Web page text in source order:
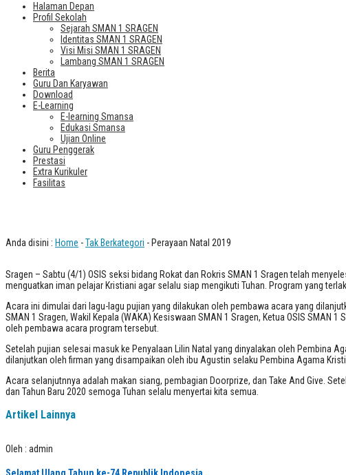
Halaman Depan
Profil Sekolah
Sejarah SMAN 1 SRAGEN
Identitas SMAN 1 SRAGEN
Visi Misi SMAN 1 SRAGEN
Lambang SMAN 1 SRAGEN
Berita
Guru Dan Karyawan
Download
E-Learning
E-learning Smansa
Edukasi Smansa
Ujian Online
Guru Penggerak
Prestasi
Extra Kurikuler
Fasilitas
Anda disini : Home -Tak Berkategori - Perayaan Natal 2019
Sragen – Sabtu (4/1) OSIS seksi bidang Rokat dan Rokris SMAN 1 Sragen telah
menguatkan iman pelajar Kristiani agar selalu siap mengikuti Tuhan. Program yang
Acara ini dimulai dari lagu-lagu pujian yang dilakukan oleh pembawa acara yang
SMAN 1 Sragen, Wakil Kepala (WAKA) Kesiswaan SMAN 1 Sragen, Ketua OSIS
oleh pembawa acara program tersebut.
Setelah pujian selesai masuk ke Penyalaan Lilin Natal yang dinyalakan oleh Pembina
dilanjutkan oleh firman yang disampaikan oleh ibu Agustin selaku Pembina Agama
Acara selanjutnnya adalah makan siang, pembagian Doorprize, dan Take And Give.
dan Tahun Baru 2020 semoga Tuhan selalu menyertai kita semua.
Artikel Lainnya
Oleh : admin